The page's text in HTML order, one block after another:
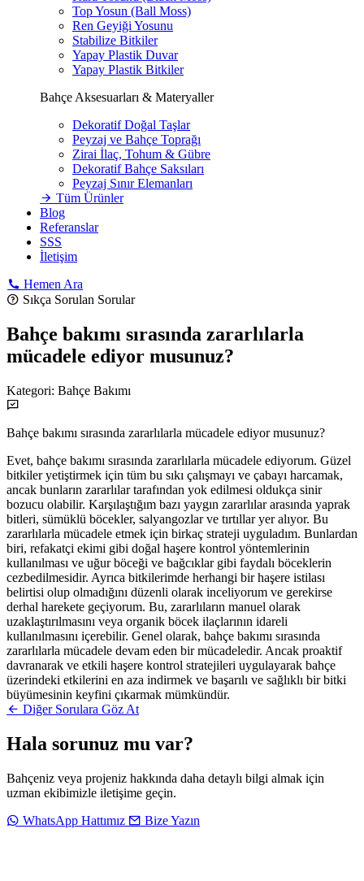
Top Yosun (Ball Moss)
Ren Geyiği Yosunu
Stabilize Bitkiler
Yapay Plastik Duvar
Yapay Plastik Bitkiler
Bahçe Aksesuarları & Materyaller
Dekoratif Doğal Taşlar
Peyzaj ve Bahçe Toprağı
Zirai İlaç, Tohum & Gübre
Dekoratif Bahçe Saksıları
Peyzaj Sınır Elemanları
Tüm Ürünler
Blog
Referanslar
SSS
İletişim
Hemen Ara
Sıkça Sorulan Sorular
Bahçe bakımı sırasında zararlılarla
mücadele ediyor musunuz?
Kategori: Bahçe Bakımı
Bahçe bakımı sırasında zararlılarla mücadele ediyor musunuz?
Evet, bahçe bakımı sırasında zararlılarla mücadele ediyorum. Güzel
bitkiler yetiştirmek için tüm bu sıkı çalışmayı ve çabayı harcamak,
ancak bunların zararlılar tarafından yok edilmesi oldukça sinir
bozucu olabilir. Karşılaştığım bazı yaygın zararlılar arasında yaprak
bitleri, sümüklü böcekler, salyangozlar ve tırtıllar yer alıyor. Bu
zararlılarla mücadele etmek için birkaç strateji uyguladım. Bunlardan
biri, refakatçi ekimi gibi doğal haşere kontrol yöntemlerinin
kullanılması ve uğur böceği ve bağcıklar gibi faydalı böceklerin
cezbedilmesidir. Ayrıca bitkilerimde herhangi bir haşere istilası
belirtisi olup olmadığını düzenli olarak inceliyorum ve gerekirse
derhal harekete geçiyorum. Bu, zararlıların manuel olarak
uzaklaştırılmasını veya organik böcek ilaçlarının idareli
kullanılmasını içerebilir. Genel olarak, bahçe bakımı sırasında
zararlılarla mücadele devam eden bir mücadeledir. Ancak proaktif
davranarak ve etkili haşere kontrol stratejileri uygulayarak bahçe
üzerindeki etkilerini en aza indirmek ve başarılı ve sağlıklı bir bitki
büyümesinin keyfini çıkarmak mümkündür.
Diğer Sorulara Göz At
Hala sorunuz mu var?
Bahçeniz veya projeniz hakkında daha detaylı bilgi almak için
uzman ekibimizle iletişime geçin.
WhatsApp Hattımız
Bize Yazın